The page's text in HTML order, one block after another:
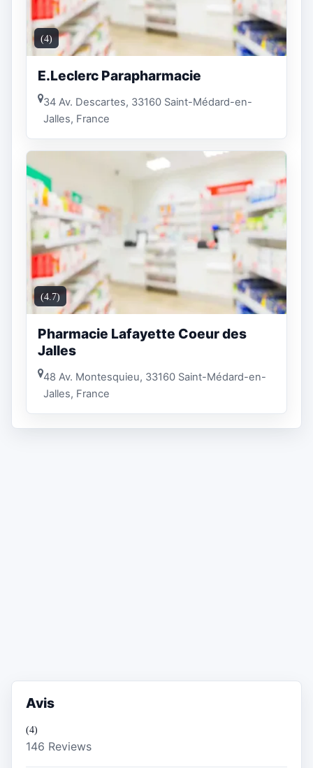
(4)
E.Leclerc Parapharmacie
34 Av. Descartes, 33160 Saint-Médard-en-
Jalles, France
(4.7)
Pharmacie Lafayette Coeur des
Jalles
48 Av. Montesquieu, 33160 Saint-Médard-en-
Jalles, France
Avis
(4)
146 Reviews